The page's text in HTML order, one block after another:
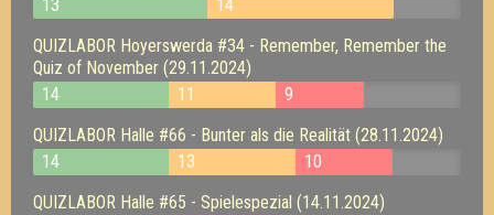
13
14
QUIZLABOR Hoyerswerda #34 - Remember, Remember the
Quiz of November (29.11.2024)
14
11
9
QUIZLABOR Halle #66 - Bunter als die Realität (28.11.2024)
14
13
10
QUIZLABOR Halle #65 - Spielespezial (14.11.2024)